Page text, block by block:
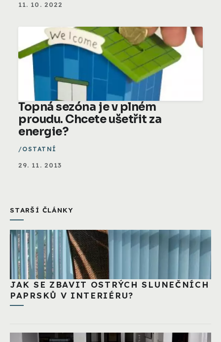
11. 10. 2022
Topná sezóna je v plném
proudu. Chcete ušetřit za
energie?
OSTATNÍ
29. 11. 2013
STARŠÍ ČLÁNKY
JAK SE ZBAVIT OSTRÝCH SLUNEČNÍCH
PAPRSKŮ V INTERIÉRU?